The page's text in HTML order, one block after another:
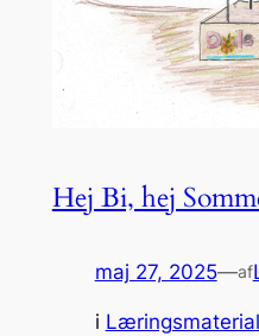
Hej Bi, hej
maj 27, 2025—af
i